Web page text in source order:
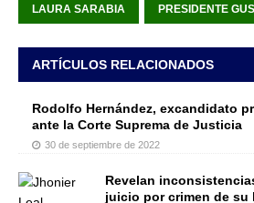
LAURA SARABIA PRESIDENTE
ARTÍCULOS RELACIONADOS
Rodolfo Hernández, excandidato
ante la Corte Suprema de Justicia
30 de septiembre de 2022
Revelan
juicio por crimen de su